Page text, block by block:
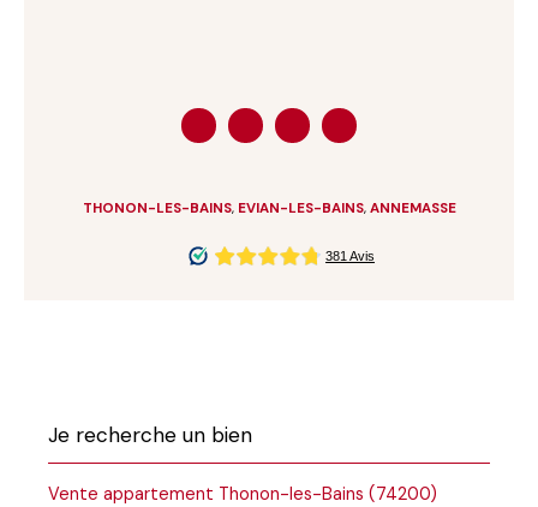
THONON-LES-BAINS, EVIAN-LES-BAINS, ANNEMASSE
Je recherche un bien
Vente appartement Thonon-les-Bains (74200)